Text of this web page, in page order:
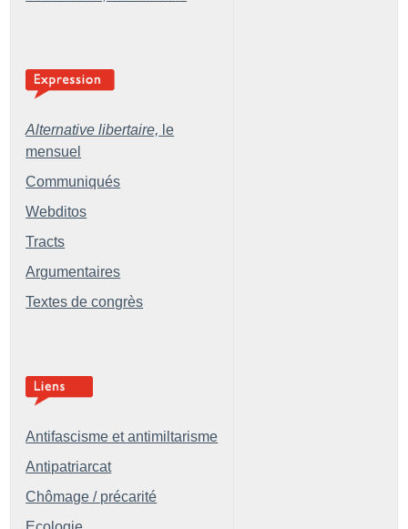
Alternative libertaire, le
mensuel
Communiqués
Webditos
Tracts
Argumentaires
Textes de congrès
Antifascisme et antimiltarisme
Antipatriarcat
Chômage / précarité